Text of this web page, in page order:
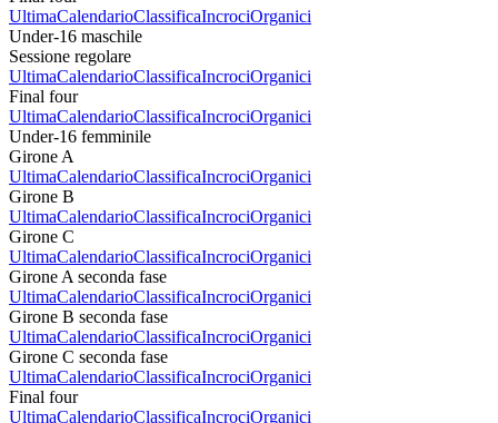
UltimaCalendarioClassificaIncrociOrganici
Under-16 maschile
Sessione regolare
UltimaCalendarioClassificaIncrociOrganici
Final four
UltimaCalendarioClassificaIncrociOrganici
Under-16 femminile
Girone A
UltimaCalendarioClassificaIncrociOrganici
Girone B
UltimaCalendarioClassificaIncrociOrganici
Girone C
UltimaCalendarioClassificaIncrociOrganici
Girone A seconda fase
UltimaCalendarioClassificaIncrociOrganici
Girone B seconda fase
UltimaCalendarioClassificaIncrociOrganici
Girone C seconda fase
UltimaCalendarioClassificaIncrociOrganici
Final four
UltimaCalendarioClassificaIncrociOrganici